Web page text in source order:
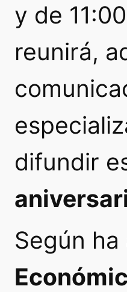
y de
reunirá,
difundir
Según ha